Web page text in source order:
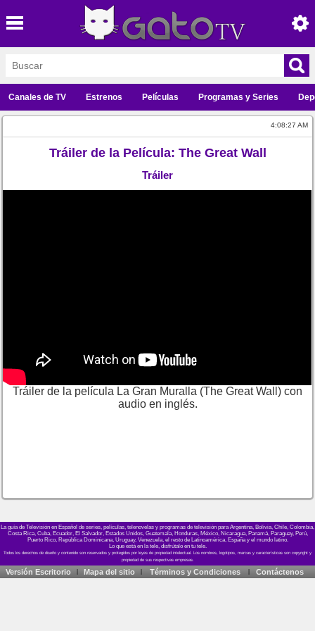
Canales de TV Estrenos Películas Programas y Series
4:08:27 AM
Tráiler de la Película: The Great Wall
Tráiler
Tráiler de la película La Gran Muralla (The Great Wall) con
audio en inglés.
La guía de Televisión en Español de series, películas, telenovelas y programas de televisión para Argentina, Bolivia, Chile, Colombia,
Costa Rica, Cuba, Ecuador, El Salvador, Estados Unidos, Guatemala, Honduras, México, Nicaragua, Panamá, Paraguay, Perú,
Puerto Rico, República Dominicana, Uruguay, Venezuela, el resto de Latinoamérica, España y el mundo latino.
Lo que está en la tele, disfrútalo en tu tele.
Versión Escritorio Mapa del sitio Términos y Condiciones Contáctenos